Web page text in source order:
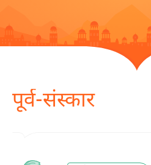
पूर्व-संस्कार